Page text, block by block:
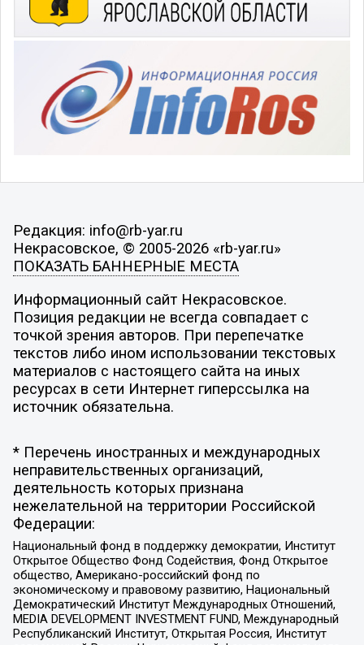
Редакция: info@rb-yar.ru
Некрасовское, © 2005-2026 «rb-yar.ru»
ПОКАЗАТЬ БАННЕРНЫЕ МЕСТА
Информационный сайт Некрасовское.
Позиция редакции не всегда совпадает с
точкой зрения авторов. При перепечатке
текстов либо ином использовании текстовых
материалов с настоящего сайта на иных
ресурсах в сети Интернет гиперссылка на
источник обязательна.
* Перечень иностранных и международных
неправительственных организаций,
деятельность которых признана
нежелательной на территории Российской
Федерации:
Национальный фонд в поддержку демократии, Институт
Открытое Общество Фонд Содействия, Фонд Открытое
общество, Американо-российский фонд по
экономическому и правовому развитию, Национальный
Демократический Институт Международных Отношений,
MEDIA DEVELOPMENT INVESTMENT FUND, Международный
Республиканский Институт, Открытая Россия, Институт